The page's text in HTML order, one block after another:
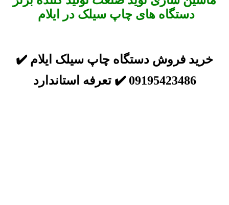
دستگاه های چاپ سیلک در ایلام
خرید فروش دستگاه چاپ سیلک ایلام ✔️
09195423486 ✔️ تعرفه استاندارد